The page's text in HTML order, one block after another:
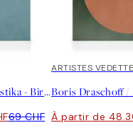
Boris Draschoff / Kubistika - Birds Fly Away Toile
69 CHF
30%*
ARTISTES
À partir de